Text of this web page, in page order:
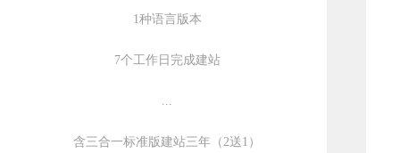
1种语言版本
7个工作日完成建站
...
含三合一标准版建站三年（2送1）